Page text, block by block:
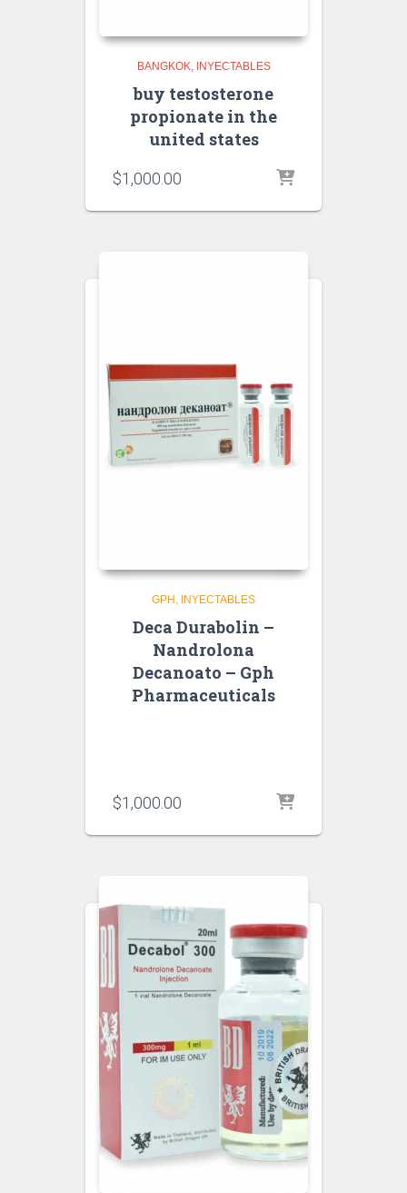
BANGKOK INYECTABLES
buy testosterone
propionate in the
united states
$1,000.00
GPH INYECTABLES
Deca Durabolin –
Nandrolona
Decanoato – Gph
Pharmaceuticals
$1,000.00